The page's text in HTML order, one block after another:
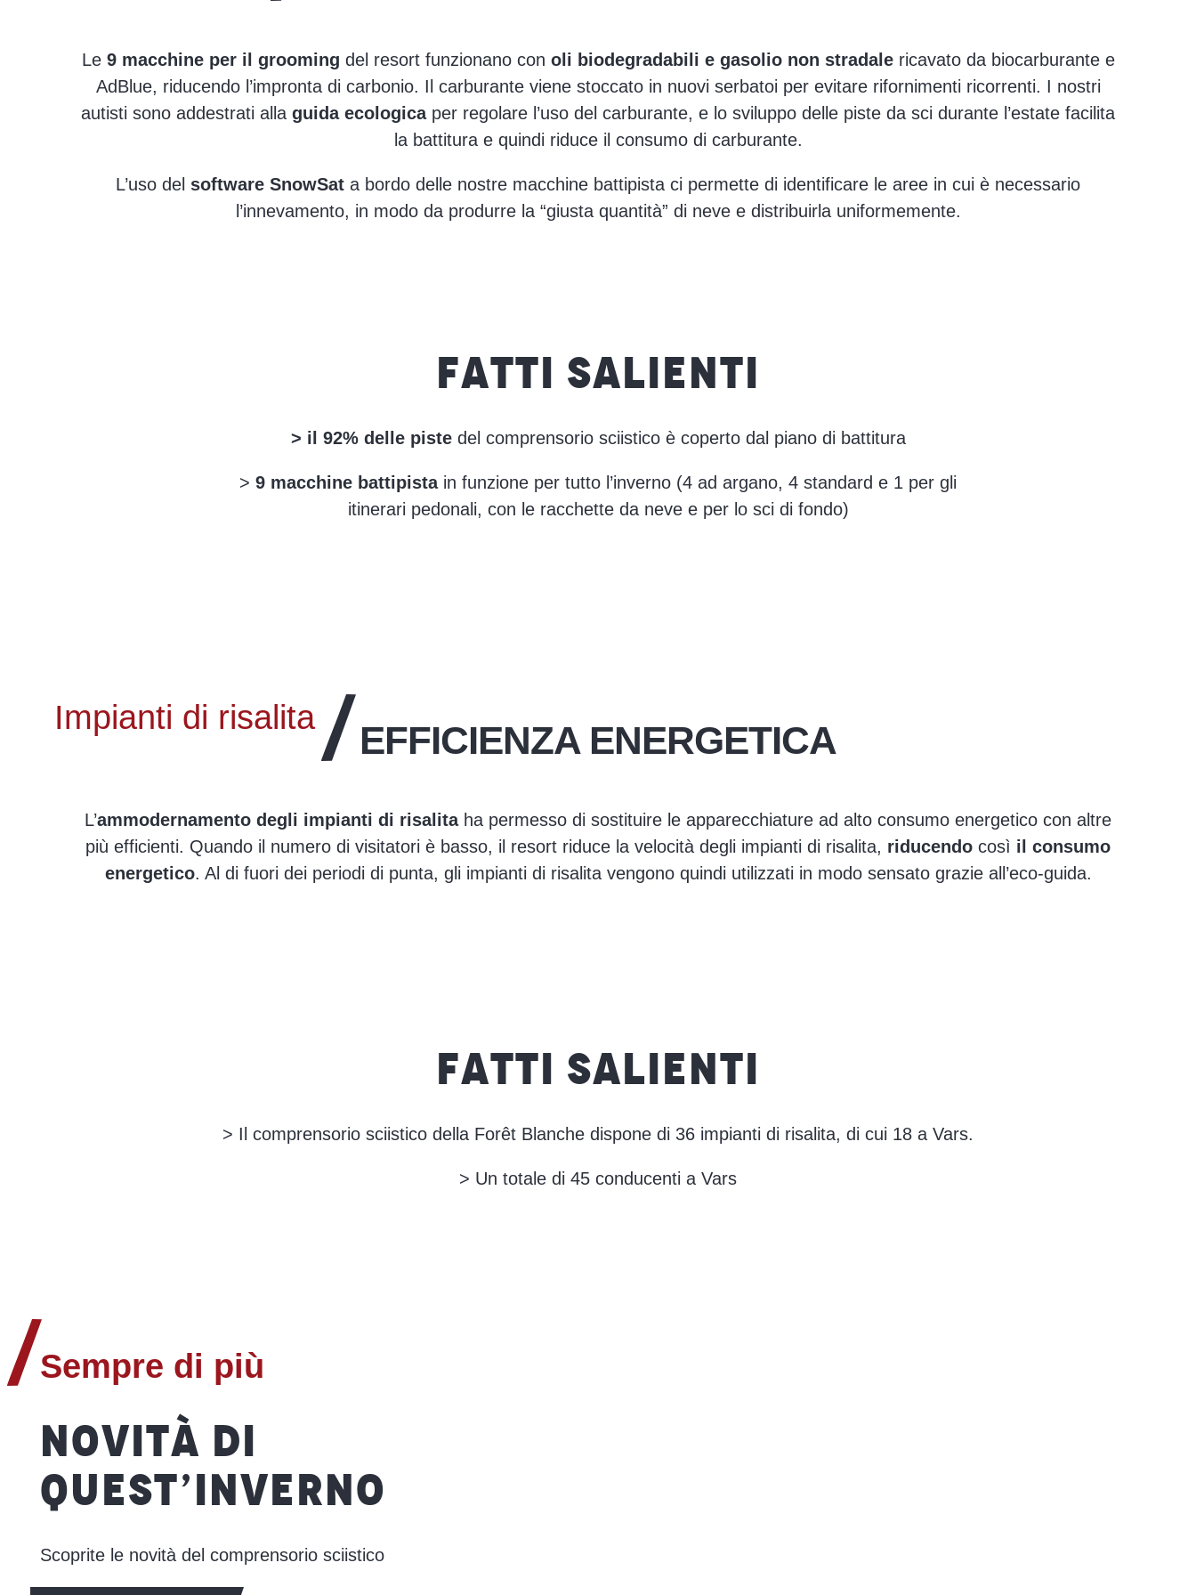
Le9 macchine per il grooming del resort funzionano con oli biodegradabili e gasolio non stradalericavato da biocarburante e
AdBlue, riducendo l’impronta di carbonio. Il carburante viene stoccato in nuovi serbatoi per evitare rifornimenti ricorrenti. I nostri
autisti sono addestrati alla guida ecologicaper regolare l’uso del carburante, e lo sviluppo delle piste da sci durante l’estate facilita
la battitura e quindi riduce il consumo di carburante.
L’uso del software SnowSat a bordo delle nostre macchine battipista ci permette di identificare le aree in cui è necessario
l’innevamento, in modo da produrre la “giusta quantità” di neve e distribuirla uniformemente.
FATTI SALIENTI
> il 92% delle pistedel comprensorio sciistico è coperto dal piano di battitura
> 9 macchine battipistain funzione per tutto l’inverno (4 ad argano, 4 standard e 1 per gli
itinerari pedonali, con le racchette da neve e per lo sci di fondo)
Impianti di risalita
EFFICIENZA ENERGETICA
L’ammodernamento degli impianti di risalitaha permesso di sostituire le apparecchiature ad alto consumo energetico con altre
più efficienti. Quando il numero di visitatori è basso, il resort riduce la velocità degli impianti di risalita, riducendo così il consumo
energetico. Al di fuori dei periodi di punta, gli impianti di risalita vengono quindi utilizzati in modo sensato grazie all’eco-guida.
FATTI SALIENTI
> Il comprensorio sciistico della Forêt Blanche dispone di 36 impianti di risalita, di cui 18 a Vars.
> Un totale di 45 conducenti a Vars
Sempre di più
NOVITÀ DI
QUEST’INVERNO
Scoprite le novità del comprensorio sciistico